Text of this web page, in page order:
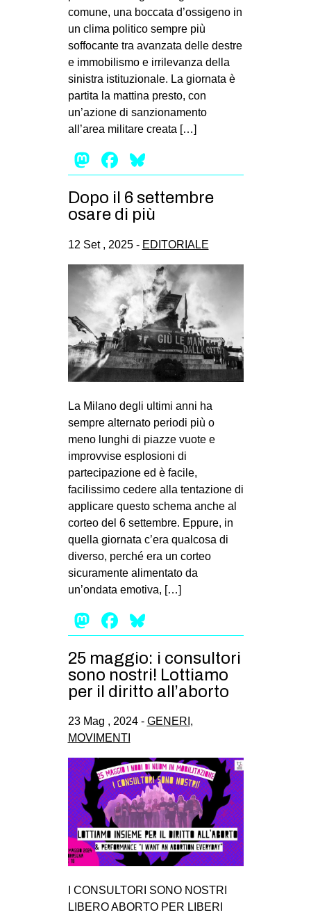
comune, una boccata d’ossigeno in
un clima politico sempre più
soffocante tra avanzata delle destre
e immobilismo e irrilevanza della
sinistra istituzionale. La giornata è
partita la mattina presto, con
un’azione di sanzionamento
all’area militare creata […]
Mastodon
Facebook
Dopo il 6 settembre
osare di più
12 Set , 2025 - EDITORIALE
La Milano degli ultimi anni ha
sempre alternato periodi più o
meno lunghi di piazze vuote e
improvvise esplosioni di
partecipazione ed è facile,
facilissimo cedere alla tentazione di
applicare questo schema anche al
corteo del 6 settembre. Eppure, in
quella giornata c’era qualcosa di
diverso, perché era un corteo
sicuramente alimentato da
un’ondata emotiva, […]
Mastodon
Facebook
25 maggio: i consultori
sono nostri! Lottiamo
per il diritto all’aborto
23 Mag , 2024 - GENERI ,
MOVIMENTI
I CONSULTORI SONO NOSTRI
LIBERO ABORTO PER LIBERI